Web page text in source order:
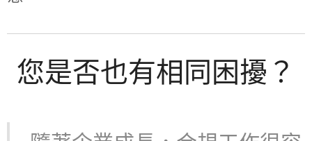
您是否也有相同困擾？